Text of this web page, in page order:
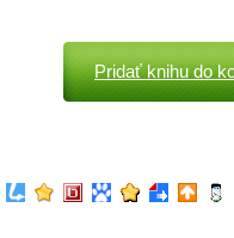
Pridať knihu do